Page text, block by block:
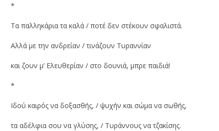
*
Τα παλληκάρια τα καλά / ποτέ δεν στέκουν σφαλιστά.
Αλλά με την ανδρείαν / τινάζουν Τυραννίαν
και ζουν μ’ Ελευθερίαν / στο δουνιά, μπρε παιδιά!
*
Ιδού καιρός να δοξασθής, / ψυχήν και σώμα να σωθής,
τα αδέλφια σου να γλύσης, / Τυράννους να τζακίσης.